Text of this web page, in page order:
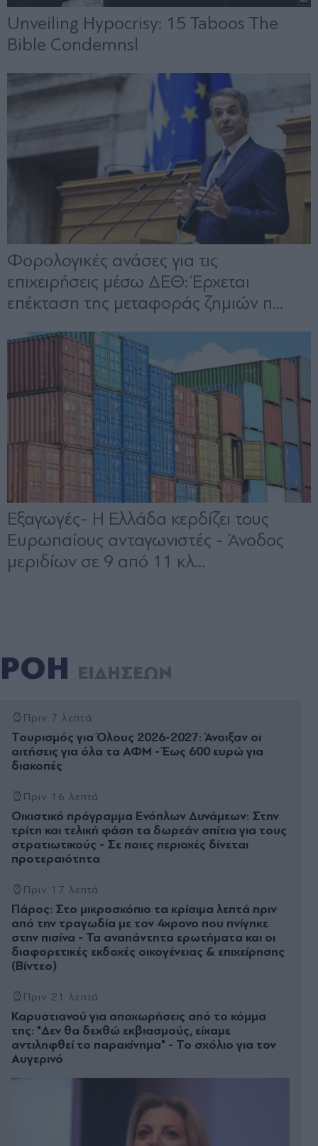
ΡΟΗ ΕΙΔΗΣΕΩΝ
Πριν 7 λεπτά
Τουρισμός για Όλους 2026-2027: Άνοιξαν οι
αιτήσεις για όλα τα ΑΦΜ - Έως 600 ευρώ για
διακοπές
Πριν 16 λεπτά
Οικιστικό πρόγραμμα Ενόπλων Δυνάμεων: Στην
τρίτη και τελική φάση τα δωρεάν σπίτια για τους
στρατιωτικούς - Σε ποιες περιοχές δίνεται
προτεραιότητα
Πριν 17 λεπτά
Πάρος: Στο μικροσκόπιο τα κρίσιμα λεπτά πριν
από την τραγωδία με τον 4χρονο που πνίγηκε
στην πισίνα - Τα αναπάντητα ερωτήματα και οι
διαφορετικές εκδοχές οικογένειας & επιχείρησης
(Βίντεο)
Πριν 21 λεπτά
Καρυστιανού για αποχωρήσεις από το κόμμα
της: "Δεν θα δεχθώ εκβιασμούς, είχαμε
αντιληφθεί το παρακίνημα" - Το σχόλιο για τον
Αυγερινό